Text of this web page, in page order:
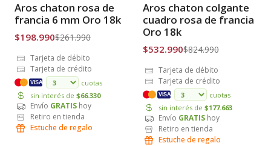
Envío Gratis
Aros chaton rosa de
francia 6 mm Oro 18k
$198.990$261.990
Tarjeta de débito
Tarjeta de crédito
VISA
cuotas
sin interés de $66.330
Envío GRATIS hoy
Retiro en tienda
Estuche de regalo
Envío Gratis
Aros chaton colgante
cuadro rosa de francia
Oro 18k
$532.990$824.990
Tarjeta de débito
Tarjeta de crédito
VISA
cuotas
sin interés de $177.663
Envío GRATIS hoy
Retiro en tienda
Estuche de regalo